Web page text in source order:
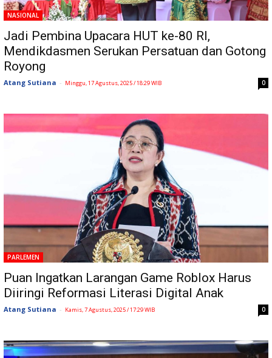
NASIONAL
Jadi Pembina Upacara HUT ke-80 RI,
Mendikdasmen Serukan Persatuan dan Gotong
Royong
Atang Sutiana - Minggu, 17 Agustus, 2025 / 18:29 WIB 0
PARLEMEN
Puan Ingatkan Larangan Game Roblox Harus
Diiringi Reformasi Literasi Digital Anak
Atang Sutiana - Kamis, 7 Agustus, 2025 / 17:29 WIB 0